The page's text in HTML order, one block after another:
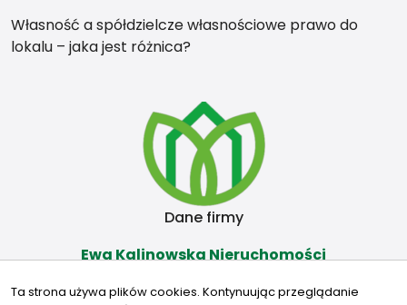
Własność a spółdzielcze własnościowe prawo do
lokalu – jaka jest różnica?
Dane firmy
Ewa Kalinowska Nieruchomości
16-300 Augustów
Ta strona używa plików cookies. Kontynuując przeglądanie